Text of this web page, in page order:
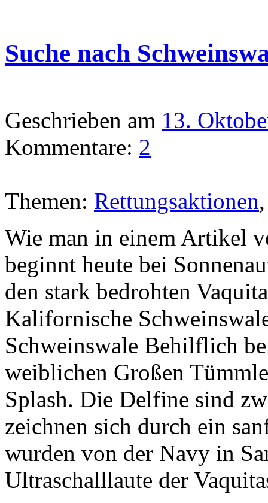
Suche nach
Geschrieben am 13.
Kommentare: 2
Themen: Rettungsaktionen
Wie man in einem Artikel
beginnt heute bei
den stark bedrohten
Kalifornische
Schweinswale Behilflich
weiblichen Großen
Splash. Die Delfine sind
zeichnen sich durch ein
wurden von der Navy in
Ultraschalllaute der